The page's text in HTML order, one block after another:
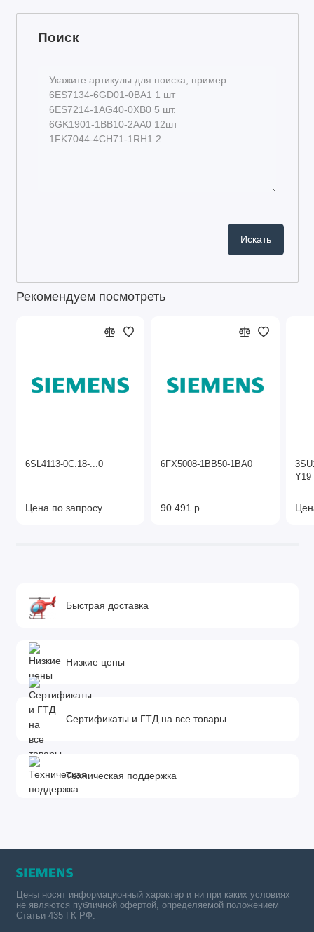
Поиск
Рекомендуем посмотреть
6SL4113-0C.18-...0
Цена по запросу
6FX5008-1BB50-1BA0
90 491 р.
Y19
Быстрая доставка
Низкие цены
Сертификаты и ГТД на все товары
Техническая поддержка
Цены носят информационный характер и ни при каких условиях
не являются публичной офертой, определяемой положением
Статьи 435 ГК РФ.